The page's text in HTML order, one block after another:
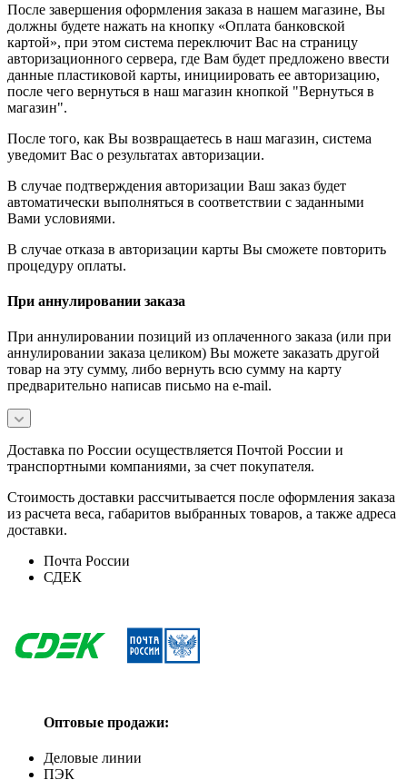
После завершения оформления заказа в нашем магазине, Вы
должны будете нажать на кнопку «Оплата банковской
картой», при этом система переключит Вас на страницу
авторизационного сервера, где Вам будет предложено ввести
данные пластиковой карты, инициировать ее авторизацию,
после чего вернуться в наш магазин кнопкой "Вернуться в
магазин".
После того, как Вы возвращаетесь в наш магазин, система
уведомит Вас о результатах авторизации.
В случае подтверждения авторизации Ваш заказ будет
автоматически выполняться в соответствии с заданными
Вами условиями.
В случае отказа в авторизации карты Вы сможете повторить
процедуру оплаты.
При аннулировании заказа
При аннулировании позиций из оплаченного заказа (или при
аннулировании заказа целиком) Вы можете заказать другой
товар на эту сумму, либо вернуть всю сумму на карту
предварительно написав письмо на e-mail.
Доставка по России осуществляется Почтой России и
транспортными компаниями, за счет покупателя.
Стоимость доставки рассчитывается после оформления заказа
из расчета веса, габаритов выбранных товаров, а также адреса
доставки.
Почта России
СДЕК
Оптовые продажи:
Деловые линии
ПЭК